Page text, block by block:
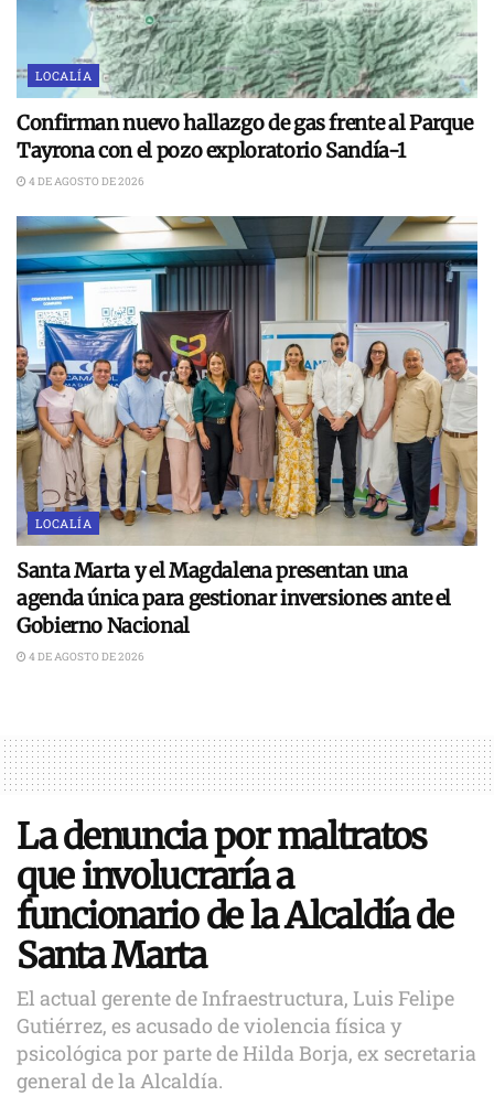
LOCALÍA
Confirman nuevo hallazgo de gas frente al Parque
Tayrona con el pozo exploratorio Sandía-1
4 DE AGOSTO DE 2026
LOCALÍA
Santa Marta y el Magdalena presentan una
agenda única para gestionar inversiones ante el
Gobierno Nacional
4 DE AGOSTO DE 2026
La denuncia por maltratos
que involucraría a
funcionario de la Alcaldía de
Santa Marta
El actual gerente de Infraestructura, Luis Felipe
Gutiérrez, es acusado de violencia física y
psicológica por parte de Hilda Borja, ex secretaria
general de la Alcaldía.